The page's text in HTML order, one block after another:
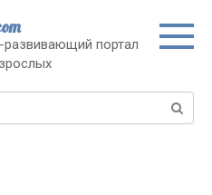
развивающий портал